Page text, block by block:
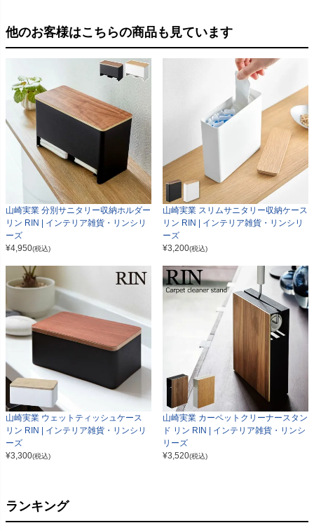
他のお客様はこちらの商品も見ています
山崎実業 分別サニタリー収納ホルダー
リン RIN | インテリア雑貨・リンシリ
ーズ
¥4,950(税込)
山崎実業 スリムサニタリー収納ケース
リン RIN | インテリア雑貨・リンシリ
ーズ
¥3,200(税込)
山崎実業 ウェットティッシュケース
リン RIN | インテリア雑貨・リンシリ
ーズ
¥3,300(税込)
山崎実業 カーペットクリーナースタン
ド リン RIN | インテリア雑貨・リンシ
リーズ
¥3,520(税込)
ランキング